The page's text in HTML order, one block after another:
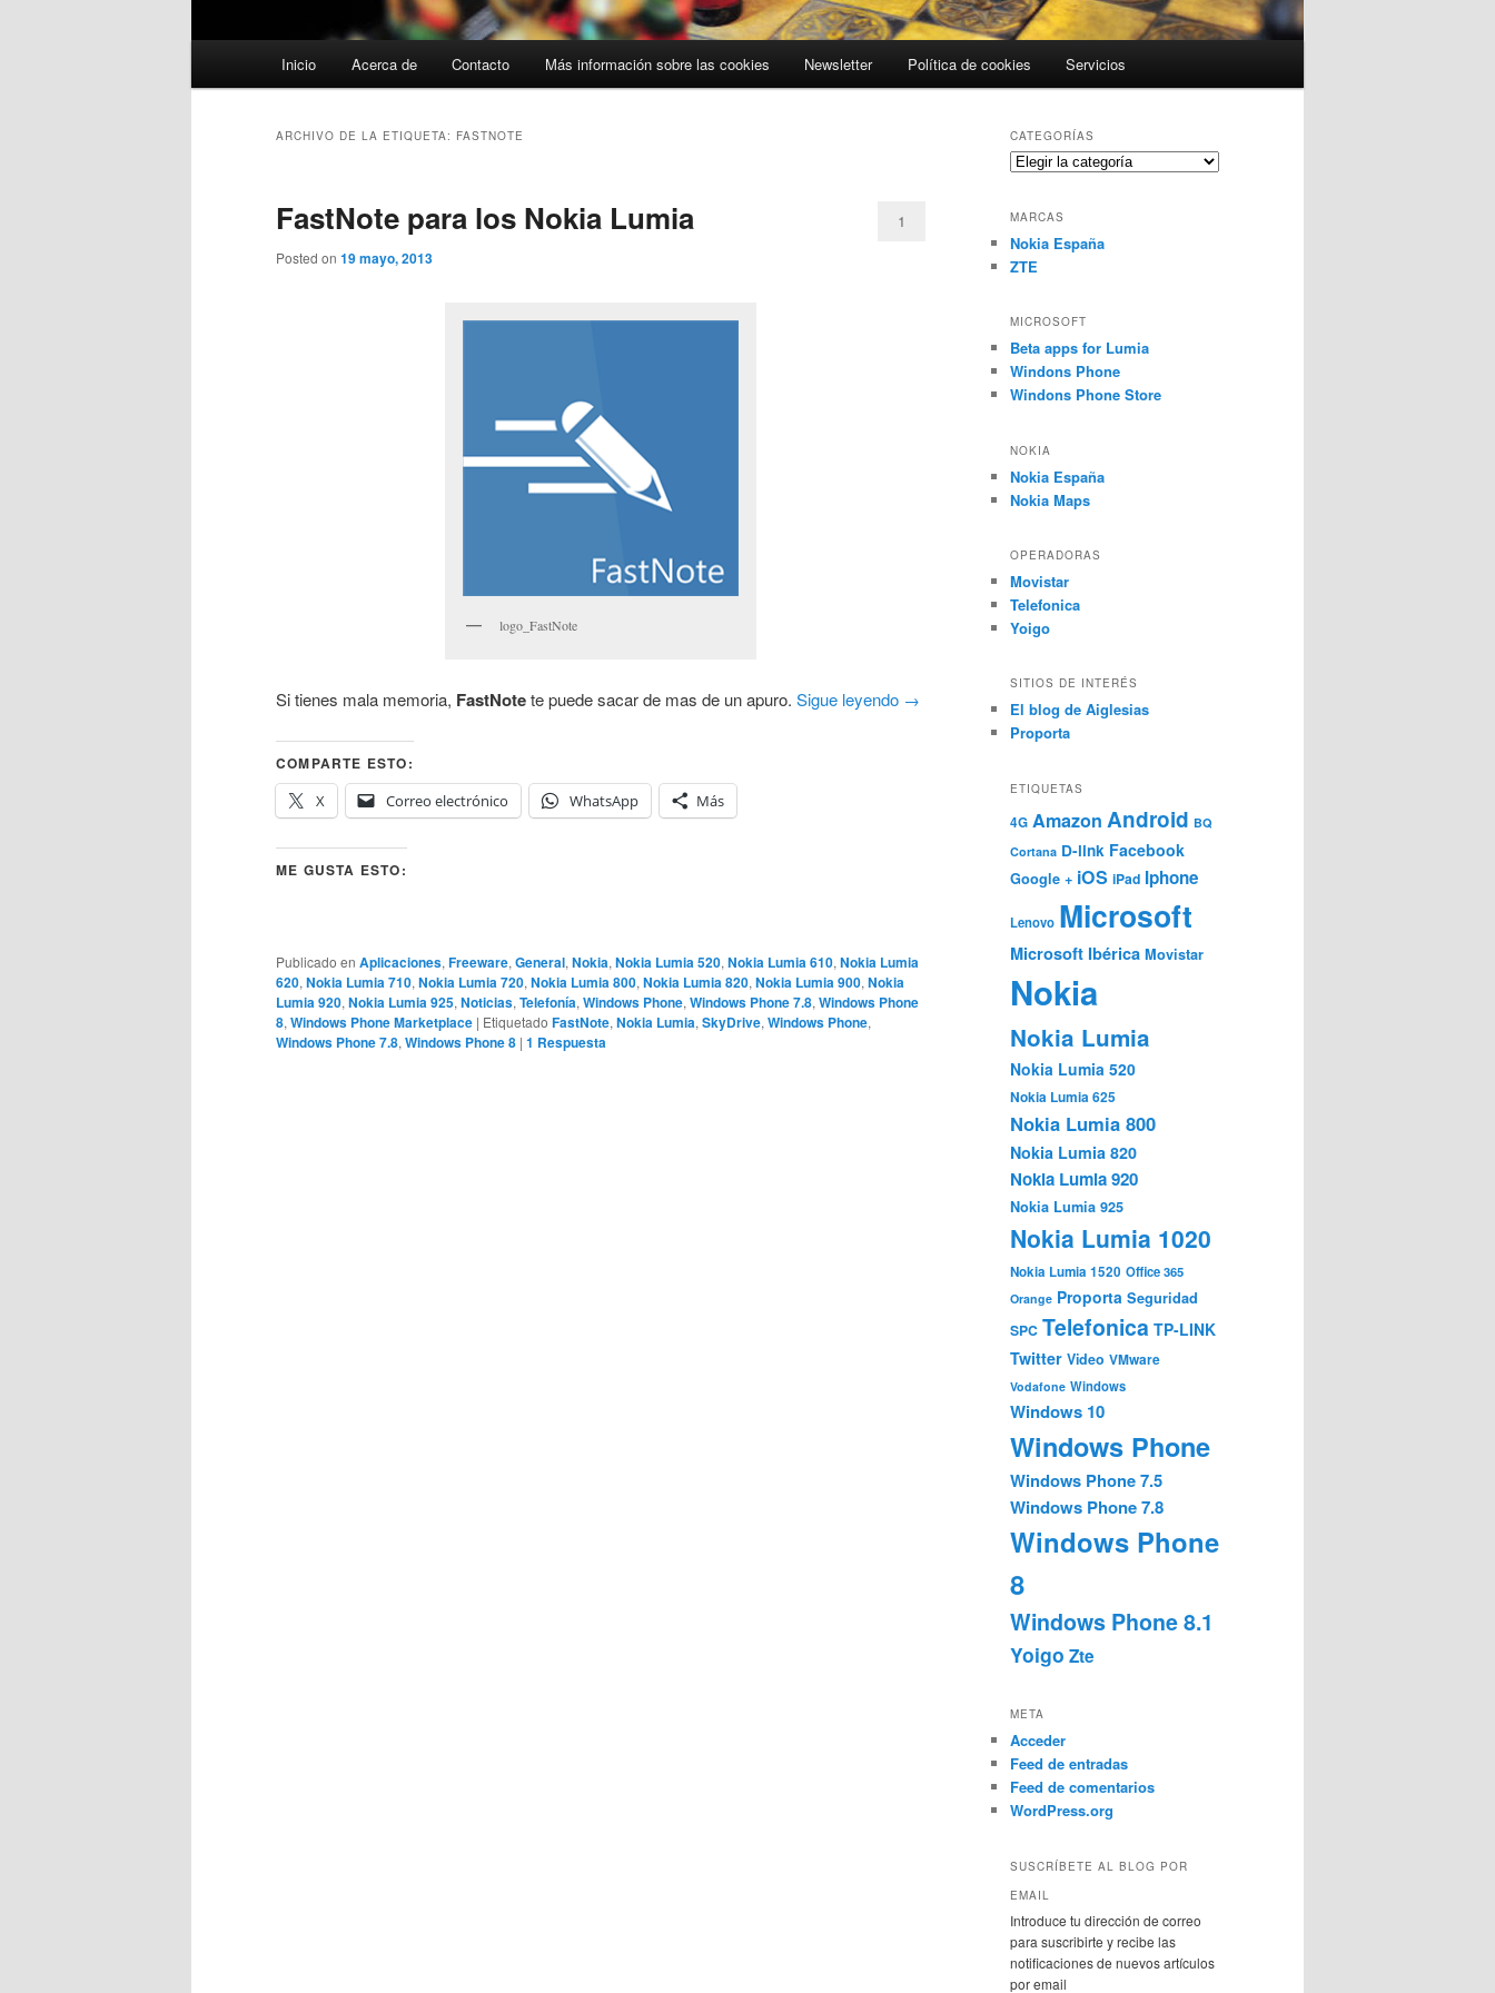
Inicio Acerca de Contacto Más información sobre las cookies Newsletter Política de cookies Servicios
ARCHIVO DE LA ETIQUETA: FASTNOTE
FastNote para los Nokia Lumia
Posted on 19 mayo, 2013
1
logo_FastNote
Si tienes mala memoria, FastNotete puede sacar de mas de un apuro. Sigue leyendo →
COMPARTE ESTO:
X
Correo electrónico WhatsApp Más
ME GUSTA ESTO:
Publicado en Aplicaciones, Freeware, General, Nokia, Nokia Lumia 520, Nokia Lumia 610, Nokia Lumia
620, Nokia Lumia 710, Nokia Lumia 720, Nokia Lumia 800, Nokia Lumia 820, Nokia Lumia 900, Nokia
Lumia 920, Nokia Lumia 925, Noticias, Telefonía, Windows Phone, Windows Phone 7.8, Windows Phone
8, Windows Phone Marketplace | Etiquetado FastNote, Nokia Lumia, SkyDrive, Windows Phone,
Windows Phone 7.8, Windows Phone 8 | 1 Respuesta
CATEGORÍAS
Categorías
MARCAS
Nokia España
ZTE
MICROSOFT
Beta apps for Lumia
Windons Phone
Windons Phone Store
NOKIA
Nokia España
Nokia Maps
OPERADORAS
Movistar
Telefonica
Yoigo
SITIOS DE INTERÉS
El blog de Aiglesias
Proporta
ETIQUETAS
4G Amazon Android BQ
Cortana D-link Facebook
Google + iOS iPad Iphone
Lenovo Microsoft
Microsoft Ibérica Movistar
Nokia
Nokia Lumia
Nokia Lumia 520
Nokia Lumia 625
Nokia Lumia 800
Nokia Lumia 820
Nokia Lumia 920
Nokia Lumia 925
Nokia Lumia 1020
Nokia Lumia 1520 Office 365
Orange Proporta Seguridad
SPC Telefonica TP-LINK
Twitter Video VMware
Vodafone Windows
Windows 10
Windows Phone
Windows Phone 7.5
Windows Phone 7.8
Windows Phone
8
Windows Phone 8.1
Yoigo Zte
META
Acceder
Feed de entradas
Feed de comentarios
WordPress.org
SUSCRÍBETE AL BLOG POR
EMAIL
Introduce tu dirección de correo
para suscribirte y recibe las
notificaciones de nuevos artículos
por email